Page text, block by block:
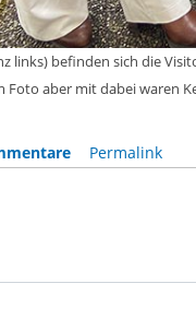
links) befinden sich die
aber mit dabei waren
Permalink